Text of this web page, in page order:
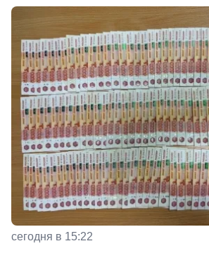
сегодня в 15:22